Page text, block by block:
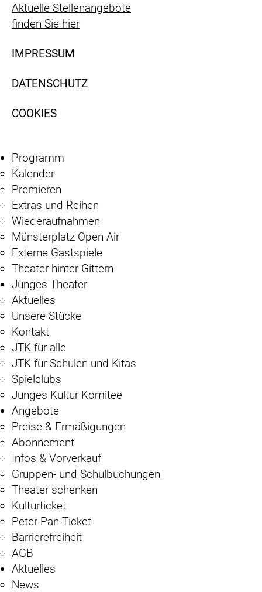
Aktuelle Stellenangebote
finden Sie hier
IMPRESSUM
DATENSCHUTZ
COOKIES
Programm
Kalender
Premieren
Extras und Reihen
Wiederaufnahmen
Münsterplatz Open Air
Externe Gastspiele
Theater hinter Gittern
Junges Theater
Aktuelles
Unsere Stücke
Kontakt
JTK für alle
JTK für Schulen und Kitas
Spielclubs
Junges Kultur Komitee
Angebote
Preise & Ermäßigungen
Abonnement
Infos & Vorverkauf
Gruppen- und Schulbuchungen
Theater schenken
Kulturticket
Peter-Pan-Ticket
Barrierefreiheit
AGB
Aktuelles
News